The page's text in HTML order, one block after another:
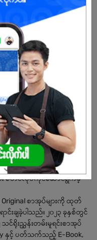
စ်၊ ဧပြီလ(၅)ရက်နေ့တွင် ကုမ္ပဏီ
ထောင်ခဲ့ပြီး၊ အမှတ်(၄၃)၊
ပိုင်း) မြို့နယ် ၊ရန်ကုန်တိုင်း
င့်လှစ်၍ Educational
ား စတင်လုပ်ကိုင်ဆောင်ရွက်ခဲ့
Original စာအုပ်များကို ထုတ်
းချခဲ့ပါသည်။ ၂၀၂၃ ခုနှစ်တွင်
င်ရိုးညွှန်းတမ်းမူရင်းစာအုပ်
နှင့် ပတ်သက်သည့် E-Book,